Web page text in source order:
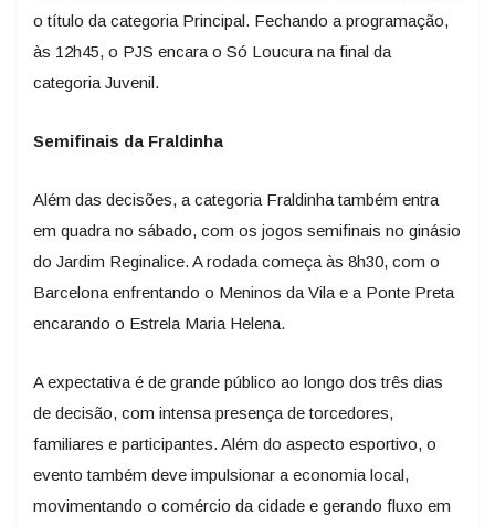
o título da categoria Principal. Fechando a programação,
às 12h45, o PJS encara o Só Loucura na final da
categoria Juvenil.
Semifinais da Fraldinha
Além das decisões, a categoria Fraldinha também entra
em quadra no sábado, com os jogos semifinais no ginásio
do Jardim Reginalice. A rodada começa às 8h30, com o
Barcelona enfrentando o Meninos da Vila e a Ponte Preta
encarando o Estrela Maria Helena.
A expectativa é de grande público ao longo dos três dias
de decisão, com intensa presença de torcedores,
familiares e participantes. Além do aspecto esportivo, o
evento também deve impulsionar a economia local,
movimentando o comércio da cidade e gerando fluxo em